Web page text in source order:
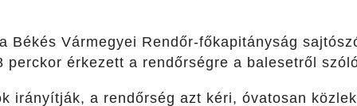
Békés Vármegyei Rendőr-főkapitányság
perckor érkezett a rendőrségre a balesetről
irányítják, a rendőrség azt kéri, óvatosan